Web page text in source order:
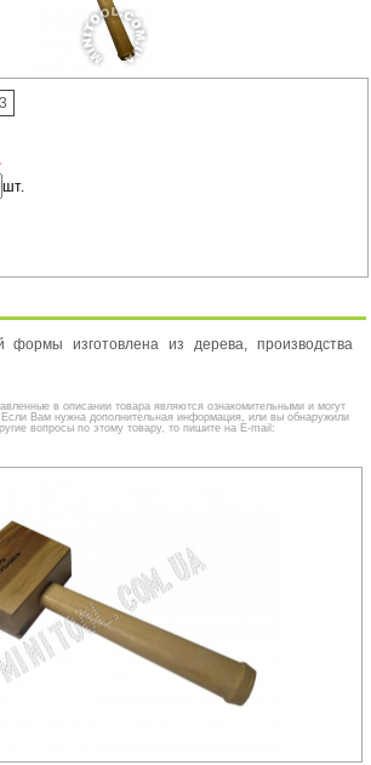
шт.
формы изготовлена из дерева, производства
в описании товара являются ознакомительными и могут
Вам нужна дополнительная информация, или вы обнаружили
вопросы по этому товару, то пишите на E-mail: